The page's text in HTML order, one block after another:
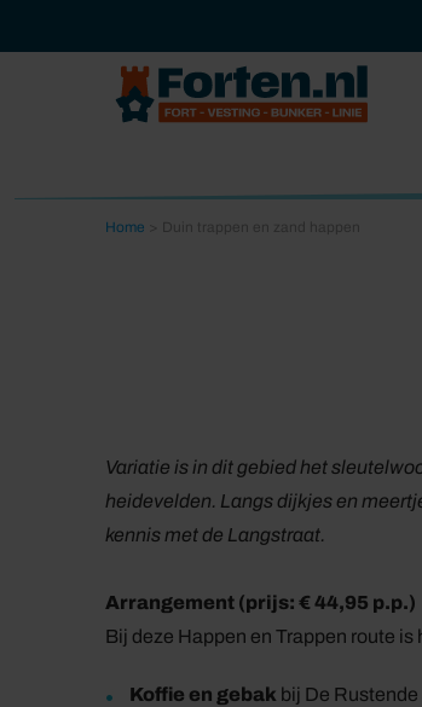
Home
Variatie is in dit gebied het
heidevelden. Langs dijkjes en
kennis met de Langstraat.
Arrangement (prijs: € 44,95 p.p.)
Bij deze Happen en Trappen route
Koffie en gebak bij De